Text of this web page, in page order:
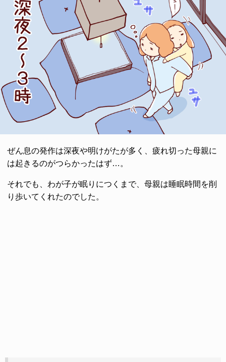
ぜん息の発作は深夜や明けがたが多く、疲れ切った母親に
は起きるのがつらかったはず…。
それでも、わが子が眠りにつくまで、母親は睡眠時間を削
り歩いてくれたのでした。